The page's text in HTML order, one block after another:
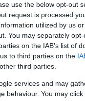
use the below opt-out
request is processed
utilized by us
You may separately
on the IAB’s list of
to third parties on the
third parties.
services and may
behaviour. You may
– premiär i kväll
för